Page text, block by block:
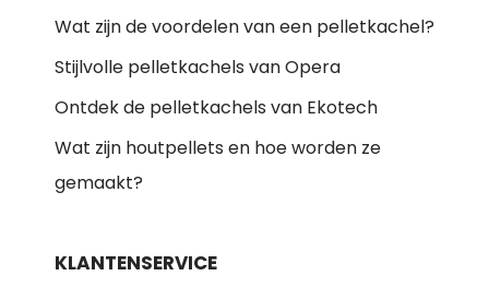
Wat zijn de voordelen van een pelletkachel?
Stijlvolle pelletkachels van Opera
Ontdek de pelletkachels van Ekotech
Wat zijn houtpellets en hoe worden ze
gemaakt?
KLANTENSERVICE